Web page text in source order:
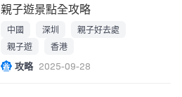
親子遊景點全攻略
中國 深圳
親子好去處
親子遊
香港
攻略 2025-09-28